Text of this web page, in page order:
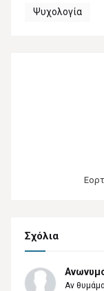
Ψυχολογία
Σχόλια
Αν